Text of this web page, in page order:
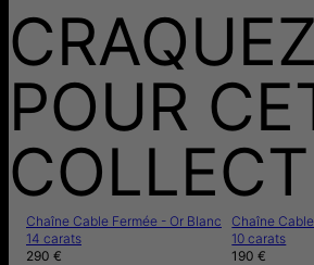
CRAQUEZ
POUR
Chaîne Cable Fermée - Or Blanc
14 carats
290 €
Chaîne
10 carats
190 €